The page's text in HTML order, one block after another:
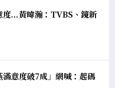
度...黃暐瀚：TVBS、鏡新
意度破7成」網喊：起碼